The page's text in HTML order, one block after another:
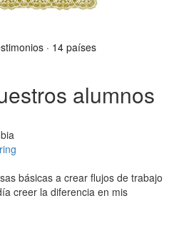
· 14 países
alumnos
básicas a crear flujos de trabajo
creer la diferencia en mis